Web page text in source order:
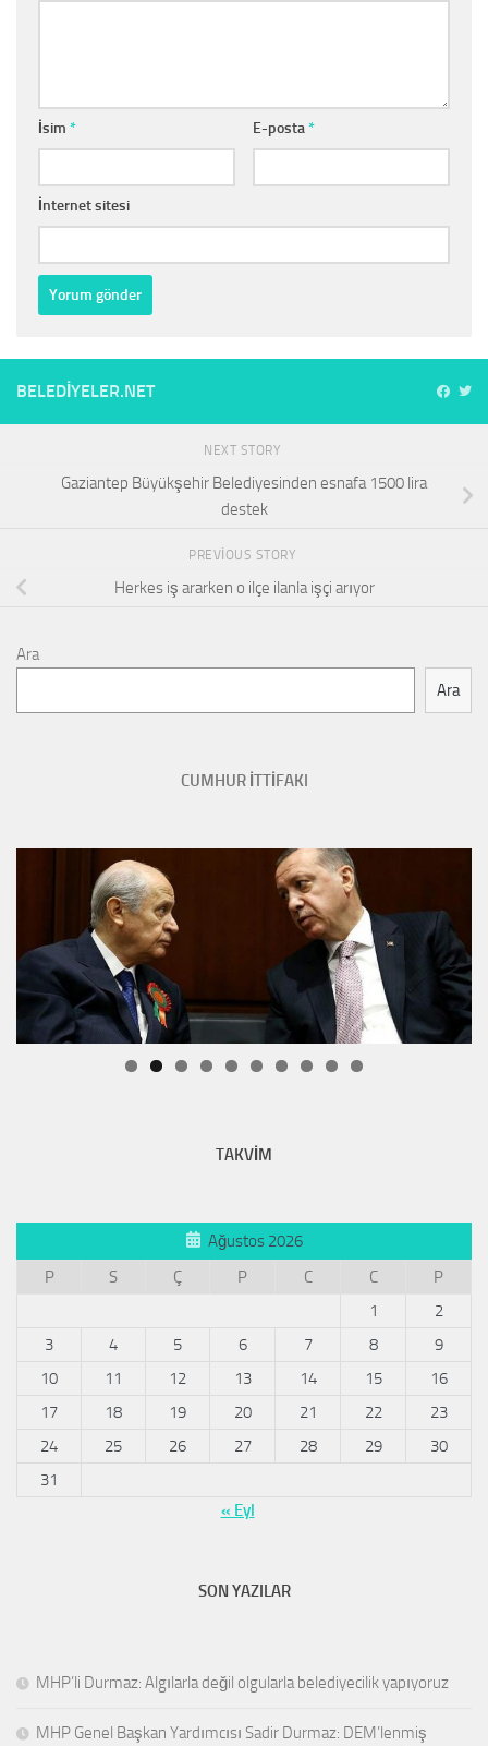
İsim * E-posta*
İnternet sitesi
BELEDIYELER.NET
NEXT STORY
Gaziantep Büyükşehir Belediyesinden esnafa 1500 lira
destek
PREVIOUS STORY
Herkes iş ararken o ilçe ilanla işçi arıyor
Ara
Ara
CUMHUR İTTİFAKI
TAKVİM
Ağustos 2026
P
S Ç P C C
P
1
2
3
4 5 6 7 8
9
10
11 12 13 14 15
16
17
18 19 20 21 22
23
24
25 26 27 28 29
30
31
« Eyl
SON YAZILAR
MHP’li Durmaz: Algılarla değil olgularla belediyecilik yapıyoruz
MHP Genel Başkan Yardımcısı Sadir Durmaz: DEM’lenmiş